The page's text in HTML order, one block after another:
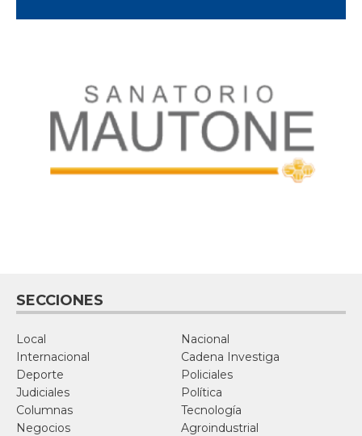
SECCIONES
Local
Nacional
Internacional
Cadena Investiga
Deporte
Policiales
Judiciales
Política
Columnas
Tecnología
Negocios
Agroindustrial